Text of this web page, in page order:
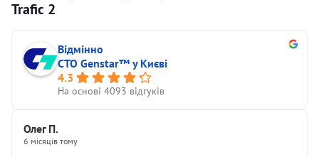
Trafic 2
Відмінно
СТО Genstar™ у Києві
4.3
На основі 4093 відгуків
Олег П.
6 місяців тому